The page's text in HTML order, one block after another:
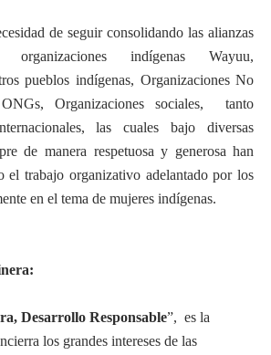
de seguir consolidando las alianzas
organizaciones indígenas Wayuu,
pueblos indígenas, Organizaciones No
Organizaciones sociales, tanto
las cuales bajo diversas
de manera respetuosa y generosa han
el trabajo organizativo adelantado por los
en el tema de mujeres indígenas.
Desarrollo Responsable”, es la
los grandes intereses de las